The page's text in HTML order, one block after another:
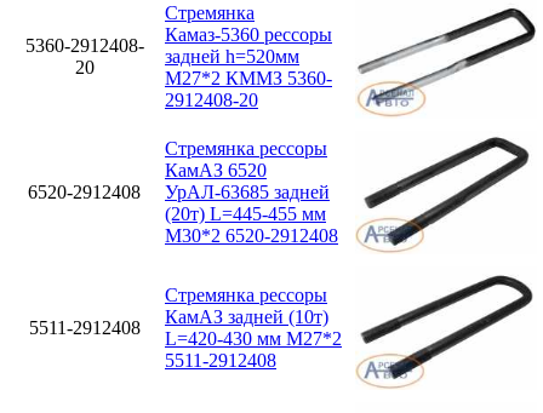
5360-2912408-
20
Стремянка
Камаз-5360 рессоры
задней h=520мм
М27*2 КММЗ 5360-
2912408-20
6520-2912408
Стремянка рессоры
КамАЗ 6520
УрАЛ-63685 задней
(20т) L=445-455 мм
М30*2 6520-2912408
5511-2912408
Стремянка рессоры
КамАЗ задней (10т)
L=420-430 мм М27*2
5511-2912408